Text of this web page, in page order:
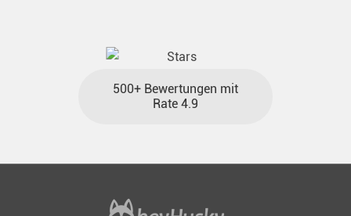
500+ Bewertungen mit
Rate 4.9